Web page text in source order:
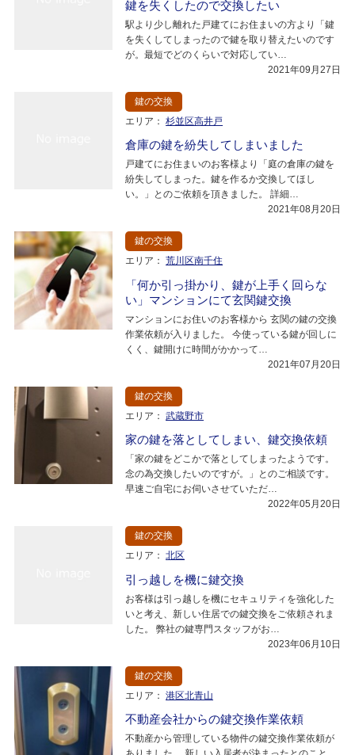
鍵を失くしたので交換したい
駅より少し離れた戸建てにお住まいの方より「鍵
を失くしてしまったので鍵を取り替えたいのです
が。最短でどのくらいで対応してい…
2021年09月27日
鍵の交換
エリア： 杉並区高井戸
倉庫の鍵を紛失してしまいました
戸建てにお住まいのお客様より「庭の倉庫の鍵を
紛失してしまった。鍵を作るか交換してほし
い。」とのご依頼を頂きました。 詳細…
2021年08月20日
鍵の交換
エリア： 荒川区南千住
「何か引っ掛かり、鍵が上手く回らな
い」マンションにて玄関鍵交換
マンションにお住いのお客様から 玄関の鍵の交換
作業依頼が入りました。 今使っている鍵が回しに
くく、鍵開けに時間がかかって…
2021年07月20日
鍵の交換
エリア： 武蔵野市
家の鍵を落としてしまい、鍵交換依頼
「家の鍵をどこかで落としてしまったようです。
念の為交換したいのですが。」とのご相談です。
早速ご自宅にお伺いさせていただ…
2022年05月20日
鍵の交換
エリア： 北区
引っ越しを機に鍵交換
お客様は引っ越しを機にセキュリティを強化した
いと考え、新しい住居での鍵交換をご依頼されま
した。 弊社の鍵専門スタッフがお…
2023年06月10日
鍵の交換
エリア： 港区北青山
不動産会社からの鍵交換作業依頼
不動産から管理している物件の鍵交換作業依頼が